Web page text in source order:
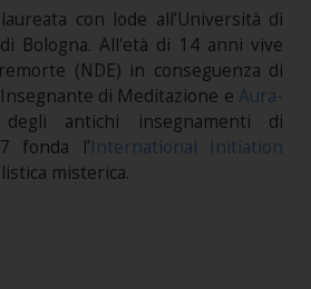
con lode all’Università di
Bologna. All'età di 14 anni vive
(NDE) in conseguenza di
di Meditazione e Aura-
antichi insegnamenti di
fonda l’International Initiation
misterica.